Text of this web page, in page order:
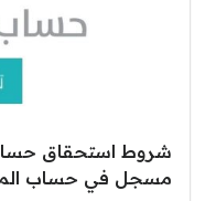
شروط استحقاق
مسجل في حساب